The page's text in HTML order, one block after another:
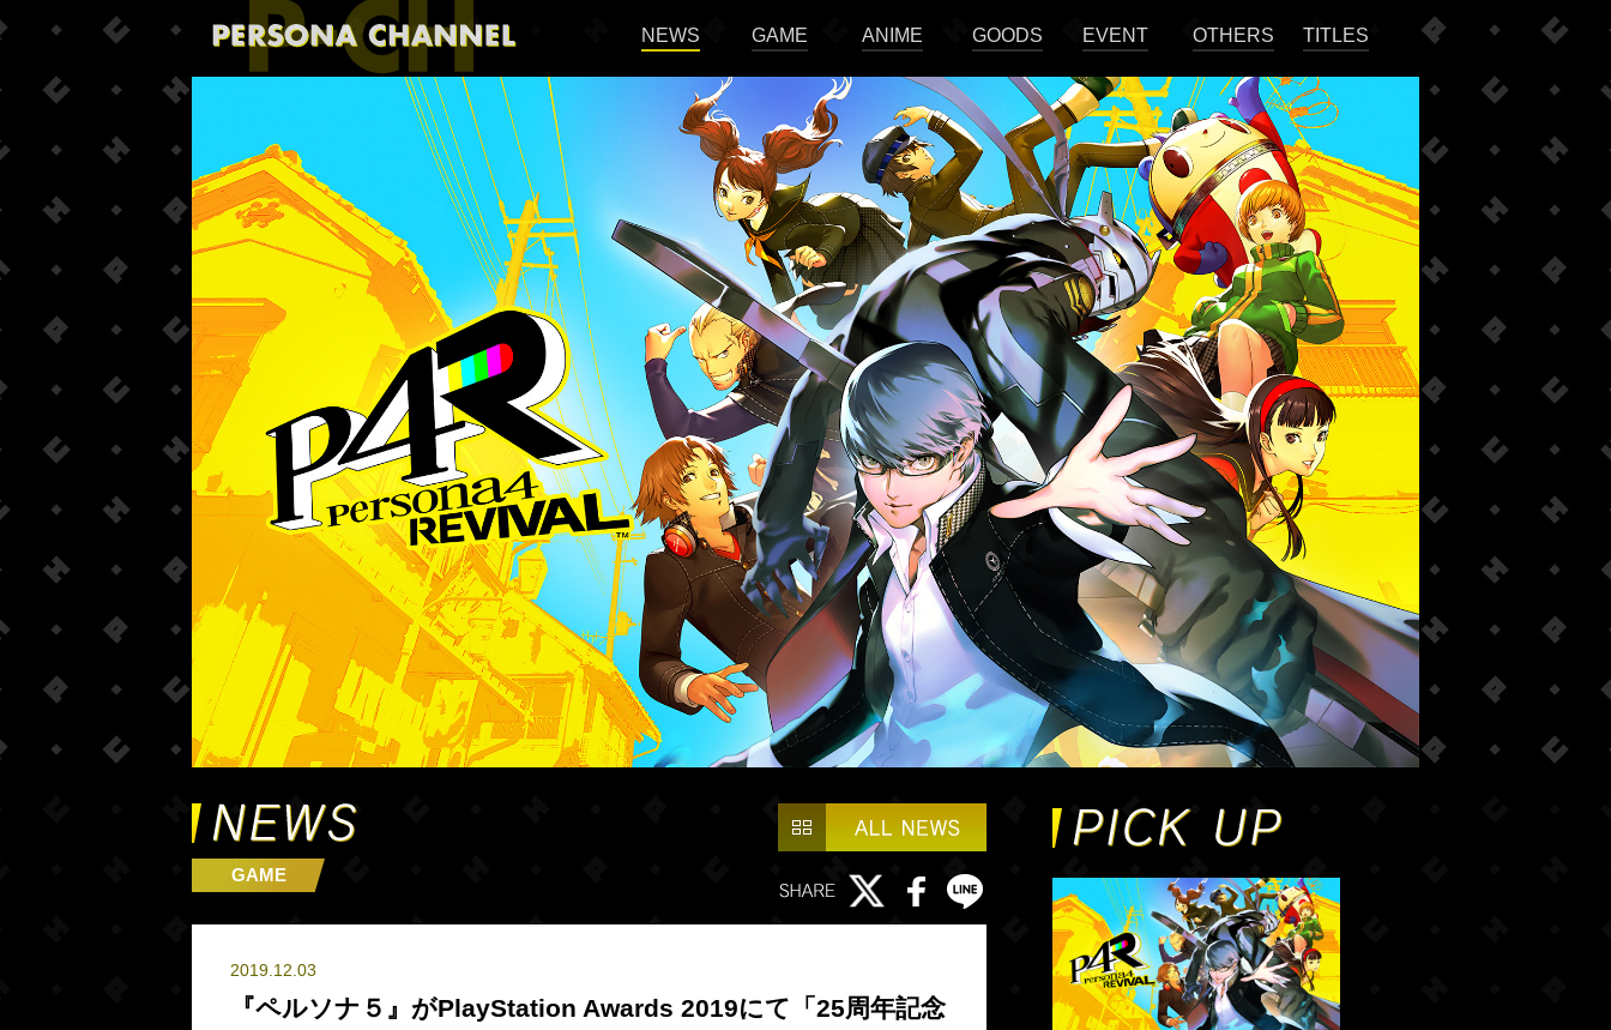
NEWS GAME ANIME GOODS EVENT OTHERS TITLES
GAME
2019.12.03
『ペルソナ５』がPlayStation Awards 2019にて「25周年記念